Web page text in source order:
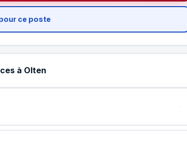
ce poste
à Olten